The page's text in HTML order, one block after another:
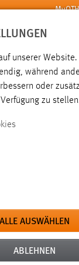
BEWERBEN
News der OTH
INS
dann das
unserer
während
oder
zu
ALLE AUSWÄHLEN
ABLEHNEN